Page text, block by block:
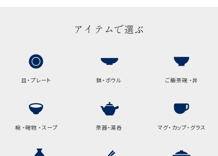
幅
14cm
袋のサイズは当店で最適なものをご用意いたしま
ご提供枚数の上限はご注文商品数となります。
天掛け包装、ギフト袋対応の商品にはおつけでき
ません。
アイテムで選ぶ
皿・プレート 鉢・ボウル ご飯茶碗 ・丼
椀 ・碗物 ・スープ 茶器・湯呑 マグ・カップ・グラス